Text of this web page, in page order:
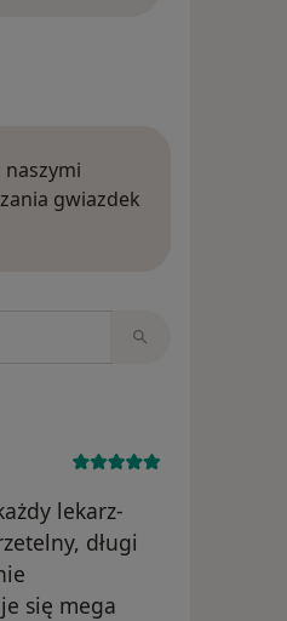
gwiazdek
lekarz-
długi
się mega